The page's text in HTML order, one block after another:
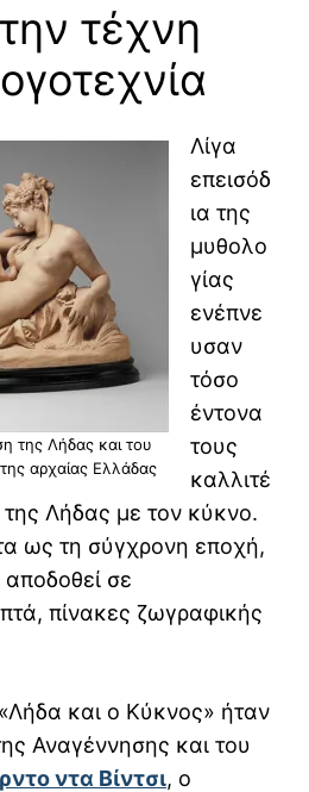
τέχνη
της Λήδας και του
αρχαίας Ελλάδας
Λίγα
επεισόδ
ια της
μυθολο
γίας
ενέπνε
υσαν
τόσο
έντονα
τους
καλλιτέ
Λήδας με τον κύκνο.
ως τη σύγχρονη εποχή,
σε
πίνακες ζωγραφικής
και ο Κύκνος» ήταν
Αναγέννησης και του
ντα Βίντσι, ο